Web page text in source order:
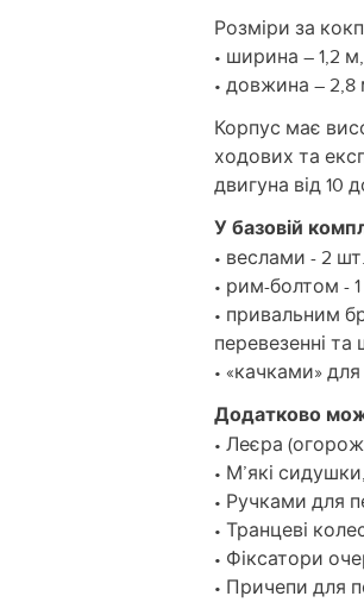
Розміри за
• ширина – 1,2 м,
• довжина – 2,8
Корпус має
ходових та
двигуна від 10
У базовій
• веслами - 2
• рим-болтом -
• привальним
перевезенні та
• «качками»
Додатково
• Леєра
• М’які
• Ручками для
• Транцеві
• Фіксатори
• Причепи для